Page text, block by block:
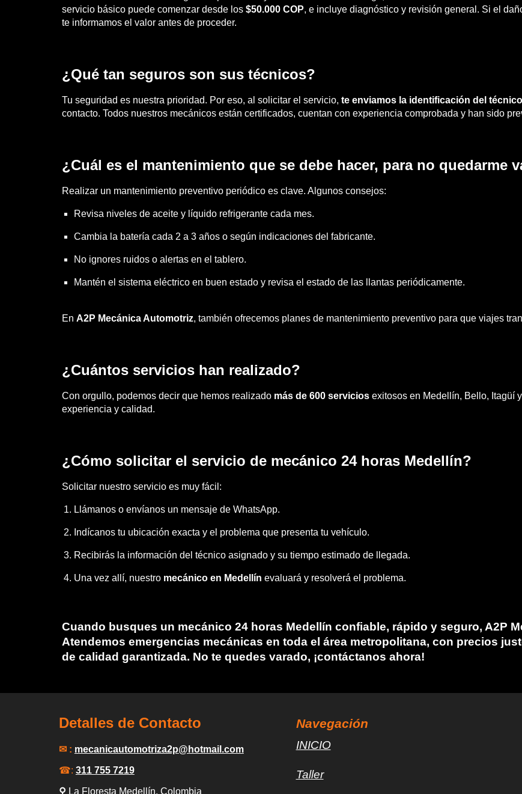
servicio básico puede comenzar desde los $50.000 COP, e incluye diagnóstico y revisión general. Si el
te informamos el valor antes de proceder.
¿Qué tan seguros son sus técnicos?
Tu seguridad es nuestra prioridad. Por eso, al solicitar el servicio, te enviamos la identificación del técnico
contacto. Todos nuestros mecánicos están certificados, cuentan con experiencia comprobada y han sido
¿Cuál es el mantenimiento que se debe hacer, para no quedarme
Realizar un mantenimiento preventivo periódico es clave. Algunos consejos:
Revisa niveles de aceite y líquido refrigerante cada mes.
Cambia la batería cada 2 a 3 años o según indicaciones del fabricante.
No ignores ruidos o alertas en el tablero.
Mantén el sistema eléctrico en buen estado y revisa el estado de las llantas periódicamente.
En A2P Mecánica Automotriz, también ofrecemos planes de mantenimiento preventivo para que viajes
¿Cuántos servicios han realizado?
Con orgullo, podemos decir que hemos realizado más de 600 serviciosexitosos en Medellín, Bello, Itagüí
experiencia y calidad.
¿Cómo solicitar el servicio de mecánico 24 horas Medellín?
Solicitar nuestro servicio es muy fácil:
Llámanos o envíanos un mensaje de WhatsApp.
Indícanos tu ubicación exacta y el problema que presenta tu vehículo.
Recibirás la información del técnico asignado y su tiempo estimado de llegada.
Una vez allí, nuestro mecánico en Medellín evaluará y resolverá el problema.
Cuando busques un mecánico 24 horas Medellín confiable, rápido y seguro, A2P
Atendemos emergencias mecánicas en toda el área metropolitana, con precios
de calidad garantizada. No te quedes varado, ¡contáctanos ahora!
Detalles de Contacto
✉ : mecanicautomotriza2p@hotmail.com
☎: 311 755 7219
⚲ La Floresta Medellín, Colombia
Navegación
INICIO
Taller